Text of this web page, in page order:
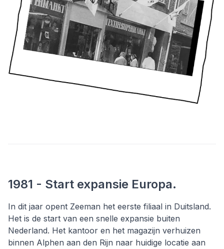
1981 - Start expansie Europa.
In dit jaar opent Zeeman het eerste filiaal in Duitsland.
Het is de start van een snelle expansie buiten
Nederland. Het kantoor en het magazijn verhuizen
binnen Alphen aan den Rijn naar huidige locatie aan